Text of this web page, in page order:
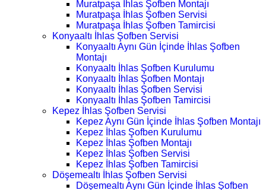
Muratpaşa İhlas Şofben Montajı
Muratpaşa İhlas Şofben Servisi
Muratpaşa İhlas Şofben Tamircisi
Konyaaltı İhlas Şofben Servisi
Konyaaltı Aynı Gün İçinde İhlas Şofben
Montajı
Konyaaltı İhlas Şofben Kurulumu
Konyaaltı İhlas Şofben Montajı
Konyaaltı İhlas Şofben Servisi
Konyaaltı İhlas Şofben Tamircisi
Kepez İhlas Şofben Servisi
Kepez Aynı Gün İçinde İhlas Şofben Montajı
Kepez İhlas Şofben Kurulumu
Kepez İhlas Şofben Montajı
Kepez İhlas Şofben Servisi
Kepez İhlas Şofben Tamircisi
Döşemealtı İhlas Şofben Servisi
Döşemealtı Aynı Gün İçinde İhlas Şofben